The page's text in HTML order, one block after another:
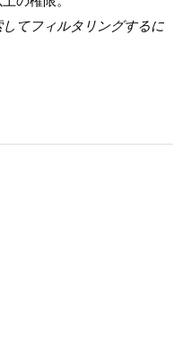
てフィルタリングするに